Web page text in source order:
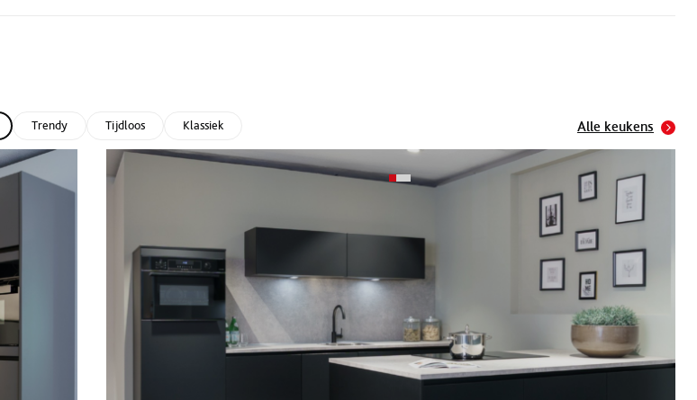
Trendy Tijdloos Klassiek Alle keukens